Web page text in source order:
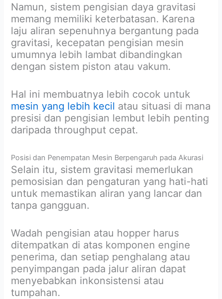
Namun, sistem pengisian daya gravitasi
memang memiliki keterbatasan. Karena
laju aliran sepenuhnya bergantung pada
gravitasi, kecepatan pengisian mesin
umumnya lebih lambat dibandingkan
dengan sistem piston atau vakum.
Hal ini membuatnya lebih cocok untuk
mesin yang lebih kecil atau situasi di mana
presisi dan pengisian lembut lebih penting
daripada throughput cepat.
Posisi dan Penempatan Mesin Berpengaruh pada Akurasi
Selain itu, sistem gravitasi memerlukan
pemosisian dan pengaturan yang hati-hati
untuk memastikan aliran yang lancar dan
tanpa gangguan.
Wadah pengisian atau hopper harus
ditempatkan di atas komponen engine
penerima, dan setiap penghalang atau
penyimpangan pada jalur aliran dapat
menyebabkan inkonsistensi atau
tumpahan.